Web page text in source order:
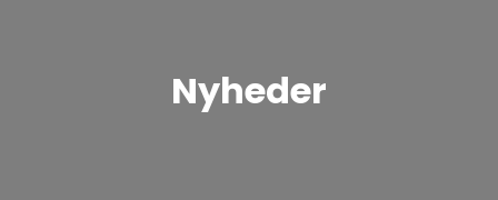
Nyheder